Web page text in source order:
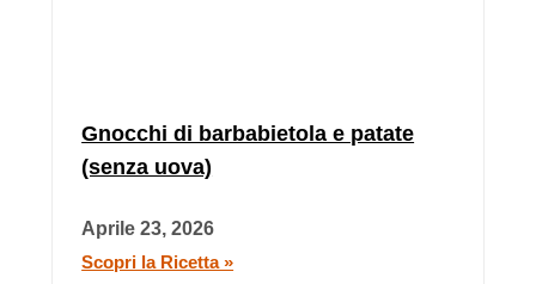
Gnocchi di barbabietola e patate
(senza uova)
Aprile 23, 2026
Scopri la Ricetta »